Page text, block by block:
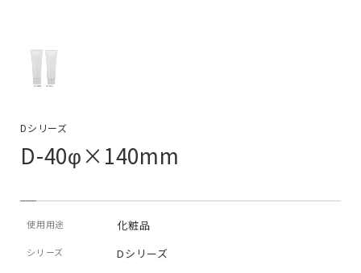
Dシリーズ
D-40φ×140mm
使用用途 化粧品
シリーズ Dシリーズ